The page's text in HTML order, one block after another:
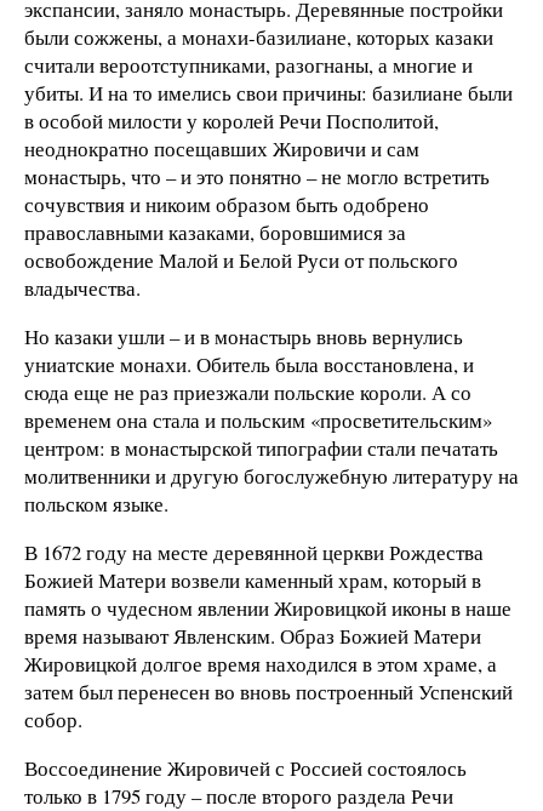
экспансии, заняло монастырь. Деревянные постройки
были сожжены, а монахи-базилиане, которых казаки
считали вероотступниками, разогнаны, а многие и
убиты. И на то имелись свои причины: базилиане были
в особой милости у королей Речи Посполитой,
неоднократно посещавших Жировичи и сам
монастырь, что – и это понятно – не могло встретить
сочувствия и никоим образом быть одобрено
православными казаками, боровшимися за
освобождение Малой и Белой Руси от польского
владычества.
Но казаки ушли – и в монастырь вновь вернулись
униатские монахи. Обитель была восстановлена, и
сюда еще не раз приезжали польские короли. А со
временем она стала и польским «просветительским»
центром: в монастырской типографии стали печатать
молитвенники и другую богослужебную литературу на
польском языке.
В 1672 году на месте деревянной церкви Рождества
Божией Матери возвели каменный храм, который в
память о чудесном явлении Жировицкой иконы в наше
время называют Явленским. Образ Божией Матери
Жировицкой долгое время находился в этом храме, а
затем был перенесен во вновь построенный Успенский
собор.
Воссоединение Жировичей с Россией состоялось
только в 1795 году – после второго раздела Речи